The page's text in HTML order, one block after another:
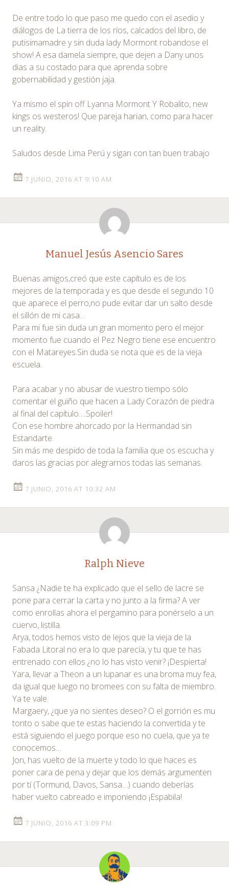
De entre todo lo que paso me quedo con el asedio y
diálogos de La tierra de los ríos, calcados del libro, de
putisimamadre y sin duda lady Mormont robandose el
show! A esa damela siempre, que dejen a Dany unos
dias a su costado para que aprenda sobre
gobernabilidad y gestión jaja.
Ya mismo el spin off Lyanna Mormont Y Robalito, new
kings os westeros! Que pareja harian, como para hacer
un reality.
Saludos desde Lima Perú y sigan con tan buen trabajo
7 JUNIO, 2016 AT 9:10 AM
Manuel Jesús Asencio Sares
Buenas amigos,creó que este capítulo es de los
mejores de la temporada y es que desde el segundo 10
que aparece el perro,no pude evitar dar un salto desde
el sillón de mi casa…
Para mi fue sin duda un gran momento pero el mejor
momento fue cuando el Pez Negro tiene ese encuentro
con el Matareyes.Sin duda se nota que es de la vieja
escuela.
Para acabar y no abusar de vuestro tiempo sólo
comentar el guiño que hacen a Lady Corazón de piedra
al final del capítulo….Spoiler!
Con ese hombre ahorcado por la Hermandad sin
Estandarte.
Sin más me despido de toda la familia que os escucha y
daros las gracias por alegrarnos todas las semanas.
7 JUNIO, 2016 AT 10:32 AM
Ralph Nieve
Sansa ¿Nadie te ha explicado que el sello de lacre se
pone para cerrar la carta y no junto a la firma? A ver
como enrollas ahora el pergamino para ponérselo a un
cuervo, listilla.
Arya, todos hemos visto de lejos que la vieja de la
Fabada Litoral no era lo que parecía, y tu que te has
entrenado con ellos ¿no lo has visto venir? ¡Despierta!
Yara, llevar a Theon a un lupanar es una broma muy fea,
da igual que luego no bromees con su falta de miembro.
Ya te vale.
Margaery, ¿que ya no sientes deseo? O el gorrión es mu
tonto o sabe que te estas haciendo la convertida y te
está siguiendo el juego porque eso no cuela, que ya te
conocemos…
Jon, has vuelto de la muerte y todo lo que haces es
poner cara de pena y dejar que los demás argumenten
por tí (Tormund, Davos, Sansa…) cuando deberías
haber vuelto cabreado e imponiendo ¡Espabila!
7 JUNIO, 2016 AT 3:09 PM